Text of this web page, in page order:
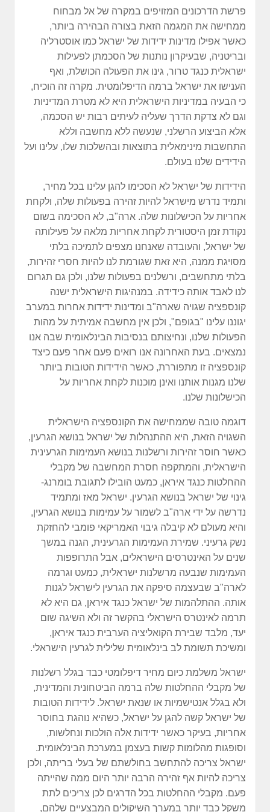
פרשת הדרכונים המזויפים במקרה של אל מבחוח
ממחישה את המגמה הזאת בצורה הבהירה ביותר,
כאשר אפילו מדינות ידידות של ישראל כמו אוסטרליה
ובריטניה, שבעיקרון נותנות של הסכמתן לפעילות
ישראלית כנגד טרור, גינו את הפעולה הכושלת, ואף
הענישו את ישראל ברמה הדיפלומטית. מקרה זה הוכיח,
כי הבעיה במדיניות הישראלית היא לא מטרת המדיניות
וגם לא צדקת הדרך שעליה לעיתים רבות יש הסכמה,
אלא הביצוע הרשלני, שנעשה ללא מחשבה וללא
התחשבות מינימאלית בתוצאות ובהשלכות שלו, עלינו ועל
הידידים שלנו בעולם.
הידידות של ישראל לא הסכימו להגן עלינו בכל מחיר,
ותמיד נדרש מישראל להיות זהירה בפעולות שלה, ולקחת
אחריות על הכישלונות שלה. ארה"ב, לא הסכימה בשום
נקודת זמן היסטורית לקחת אחריות מלאה על פעילותה
של ישראל, והעובדה שאנחנו מצפים לתמיכה בלתי
מסויגת ממנה, היא זאת שגורמת לנו להיות חסרי זהירות,
בלתי מתחשבים, ורשלנים בפעולות שלנו, ולכן גם תגרום
לנו לאבד אותה כידידה. במנהיגות הישראלית ישנה
קונספציה שגויה שארה"ב ומדינות ידידות אחרות במערב
יגוננו עלינו "בגופם", ולכן אין מחשבה אמיתית על מהות
הפעולות שלנו, ונחיצותם בנסיבות הבינלאומית שבה אנו
נמצאים. בעת האחרונה אנו רואים פעם אחר פעם כיצד
קונספציה זו מתפוררת, כאשר הידידות הטובות ביותר
שלנו מגנות אותנו ואינן מוכנות לקחת אחריות על
הכישלונות שלנו.
דוגמה טובה שממחישה את הקונספציה הישראלית
השגויה הזאת, היא ההתנהלות של ישראל בנושא הגרעין,
כאשר חוסר זהירות ורשלנות בנושא העמימות הגרעינית
הישראלית, והמתקפה חסרת המחשבה של מקבלי
ההחלטות כנגד איראן, כמעט הובילו לתגובת בומרנג-
גינוי של ישראל בנושא הגרעין. ישראל מאז ומתמיד
נדרשה על ידי ארה"ב לשמור על עמימות בנושא הגרעין,
והיא מעולם לא קיבלה גיבוי האמריקאי פומבי להחזקת
נשק גרעיני. שמירת העמימות הגרעינית, הגנה במשך
שנים על האינטרסים הישראלים, אבל התרופפות
העמימות שנבעה מרשלנות ישראלית, כמעט וגרמה
לארה"ב שבעצמה סיפקה את הגרעין לישראל לגנות
אותה. ההתלהמות של ישראל כנגד איראן, גם היא לא
תרמה לאינטרס הישראלי בהקשר זה ולא השיגה שום
יעד, מלבד שבירת הקואליציה הערבית כנגד איראן,
ומשיכת תשומת לב בינלאומית שלילית לגרעין הישראלי.
ישראל משלמת כיום מחיר דיפלומטי כבד בגלל רשלנות
של מקבלי ההחלטות שלה ברמה הביטחונית והמדינית,
ולא בגלל אנטישמיות או שנאת ישראל. לידידות הטובות
של ישראל קשה להגן על ישראל, כשהיא נוהגת בחוסר
אחריות, בעיקר כאשר ידידות אלה הולכות ונחלשות,
וסופגות מהלומות קשות בעצמן במערכת הבינלאומית.
ישראל צריכה להתחשב בחולשתם של בעלי בריתה, ולכן
צריכה להיות אף זהירה הרבה יותר היום ממה שהייתה
פעם. מקבלי ההחלטות בכל הדרגים לכן צריכים לתת
משקל כבד יותר במערך השיקולים המבצעיים שלהם,